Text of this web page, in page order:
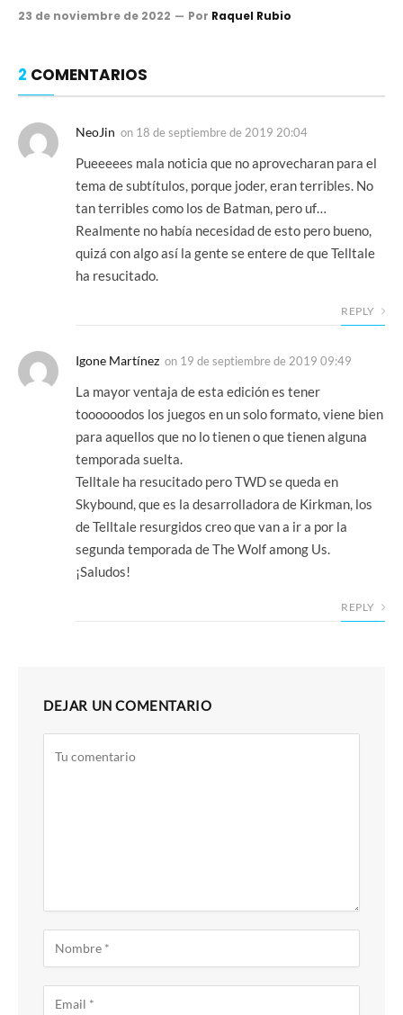
23 de noviembre de 2022 Por Raquel Rubio
2 COMENTARIOS
NeoJin on 18 de septiembre de 2019 20:04
Pueeeees mala noticia que no aprovecharan para el
tema de subtítulos, porque joder, eran terribles. No
tan terribles como los de Batman, pero uf…
Realmente no había necesidad de esto pero bueno,
quizá con algo así la gente se entere de que Telltale
ha resucitado.
REPLY
Igone Martínez on 19 de septiembre de 2019 09:49
La mayor ventaja de esta edición es tener
toooooodos los juegos en un solo formato, viene bien
para aquellos que no lo tienen o que tienen alguna
temporada suelta.
Telltale ha resucitado pero TWD se queda en
Skybound, que es la desarrolladora de Kirkman, los
de Telltale resurgidos creo que van a ir a por la
segunda temporada de The Wolf among Us.
¡Saludos!
REPLY
DEJAR UN COMENTARIO